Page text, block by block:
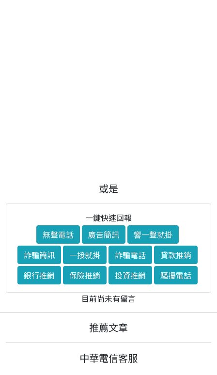
或是
一鍵快速回報
無聲電話
廣告簡訊
響一聲就掛
詐騙簡訊
一接就掛 詐騙電話
貸款推銷
銀行推銷
保險推銷 投資推銷
騷擾電話
目前尚未有留言
推薦文章
中華電信客服